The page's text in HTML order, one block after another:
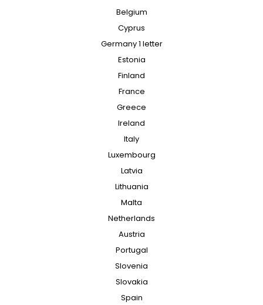
Belgium
Cyprus
Germany 1 letter
Estonia
Finland
France
Greece
Ireland
Italy
Luxembourg
Latvia
Lithuania
Malta
Netherlands
Austria
Portugal
Slovenia
Slovakia
Spain